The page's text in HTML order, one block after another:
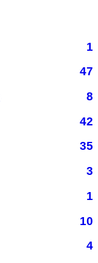
1
47
8
42
35
3
1
10
4